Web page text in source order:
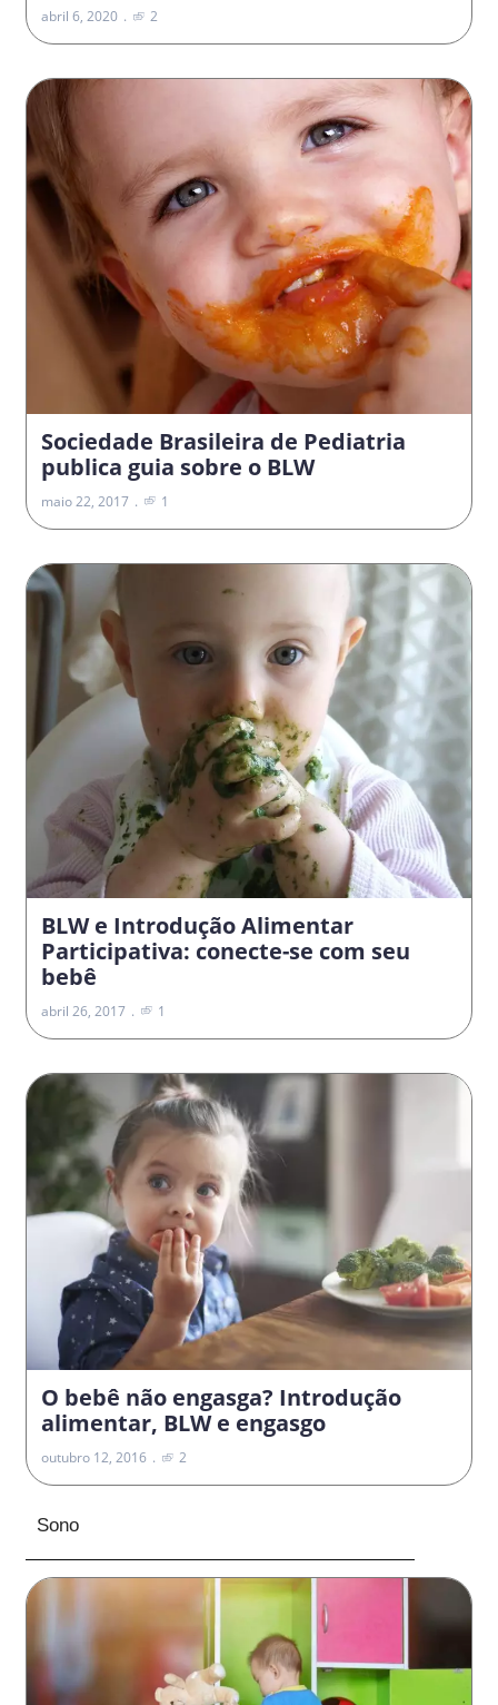
abril 6, 2020 2
Sociedade Brasileira de Pediatria
publica guia sobre o BLW
maio 22, 2017 1
BLW e Introdução Alimentar
Participativa: conecte-se com seu
bebê
abril 26, 2017 1
O bebê não engasga? Introdução
alimentar, BLW e engasgo
outubro 12, 2016 2
Sono